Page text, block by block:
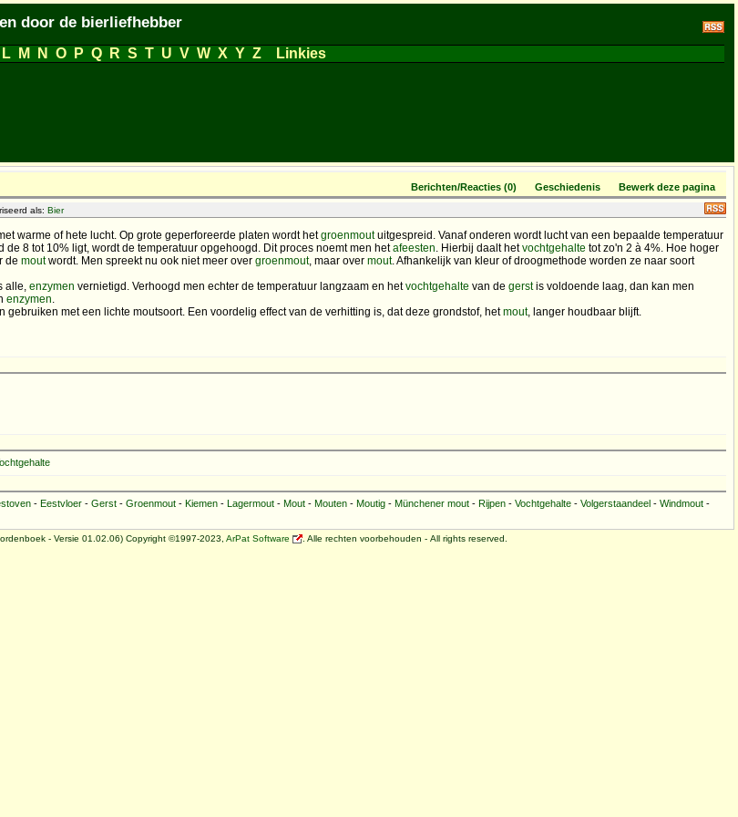
door de bierliefhebber
L M N O P Q R S T U V W X Y Z Linkies
Berichten/Reacties (0) Geschiedenis Bewerk deze pagina
als: Bier
warme of hete lucht. Op grote geperforeerde platen wordt hetgroenmoutuitgespreid. Vanaf onderen wordt lucht van een bepaalde temperatuur
de 8 tot 10% ligt, wordt de temperatuur opgehoogd. Dit proces noemt men hetafeesten. Hierbij daalt hetvochtgehalte tot zo'n 2 à 4%. Hoe hoger
de moutwordt. Men spreekt nu ook niet meer over groenmout, maar over mout. Afhankelijk van kleur of droogmethode worden ze naar soort
alle, enzymen vernietigd. Verhoogd men echter de temperatuur langzaam en hetvochtgehalte van de gerstis voldoende laag, dan kan men
enzymen.
gebruiken met een lichte moutsoort. Een voordelig effect van de verhitting is, dat deze grondstof, hetmout, langer houdbaar blijft.
- Eestvloer - Gerst - Groenmout - Kiemen - Lagermout - Mout - Mouten - Moutig - Münchener mout - Rijpen - Vochtgehalte - Volgerstaandeel - Windmout -
- Versie 01.02.06) Copyright ©1997-2023, ArPat Software . Alle rechten voorbehouden - All rights reserved.